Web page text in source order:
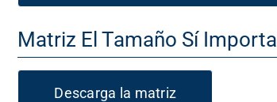
Matriz El Tamaño Sí Importa
Descarga la matriz